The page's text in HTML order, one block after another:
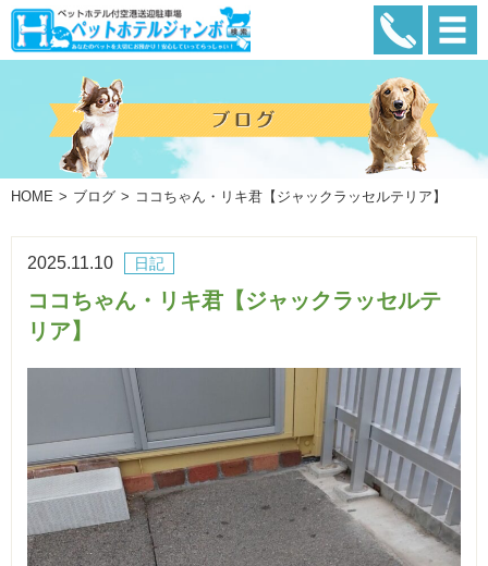
HOME ブログ ココちゃん・リキ君【ジャックラッセルテリア】
日記
2025.11.10
ココちゃん・リキ君【ジャックラッセルテ
リア】